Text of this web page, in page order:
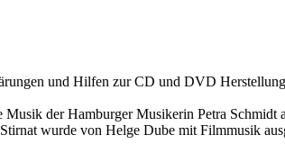
und Hilfen zur CD und DVD
Musik der Hamburger Musikerin Petra Schmidt
wurde von Helge Dube mit Filmmusik